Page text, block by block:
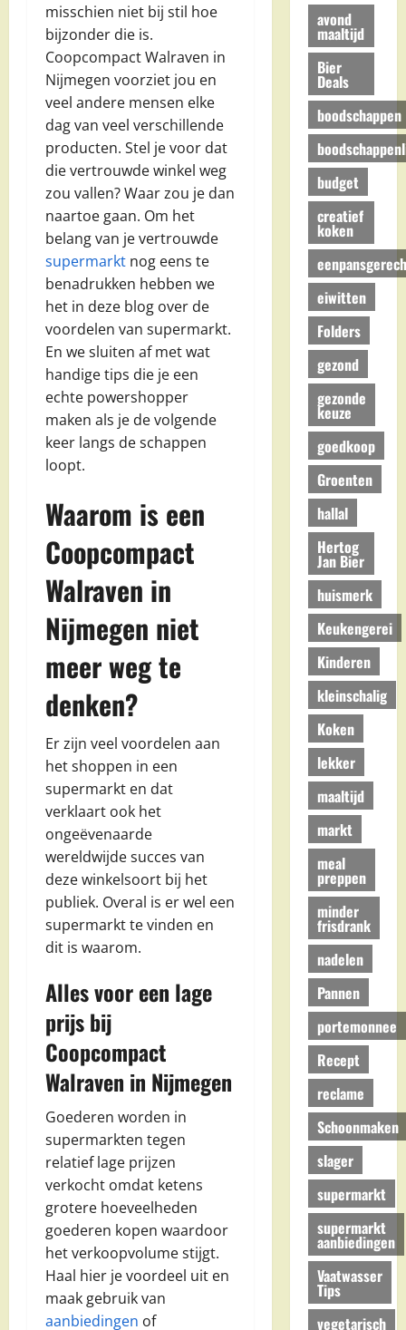
misschien niet bij stil hoe
bijzonder die is.
Coopcompact Walraven in
Nijmegen voorziet jou en
veel andere mensen elke
dag van veel verschillende
producten. Stel je voor dat
die vertrouwde winkel weg
zou vallen? Waar zou je dan
naartoe gaan. Om het
belang van je vertrouwde
supermarkt nog eens te
benadrukken hebben we
het in deze blog over de
voordelen van supermarkt.
En we sluiten af met wat
handige tips die je een
echte powershopper
maken als je de volgende
keer langs de schappen
loopt.
Waarom is een
Coopcompact
Walraven in
Nijmegen niet
meer weg te
denken?
Er zijn veel voordelen aan
het shoppen in een
supermarkt en dat
verklaart ook het
ongeëvenaarde
wereldwijde succes van
deze winkelsoort bij het
publiek. Overal is er wel een
supermarkt te vinden en
dit is waarom.
Alles voor een lage
prijs bij
Coopcompact
Walraven in Nijmegen
Goederen worden in
supermarkten tegen
relatief lage prijzen
verkocht omdat ketens
grotere hoeveelheden
goederen kopen waardoor
het verkoopvolume stijgt.
Haal hier je voordeel uit en
maak gebruik van
aanbiedingen of
avond
maaltijd
Bier
Deals
boodschappen
budget
creatief
koken
eiwitten
Folders
gezond
gezonde
keuze
goedkoop
Groenten
hallal
Hertog
Jan Bier
huismerk
Keukengerei
Kinderen
kleinschalig
Koken
lekker
maaltijd
markt
meal
preppen
minder
frisdrank
nadelen
Pannen
portemonnee
Recept
reclame
Schoonmaken
slager
supermarkt
supermarkt
aanbiedingen
Vaatwasser
Tips
vegetarisch